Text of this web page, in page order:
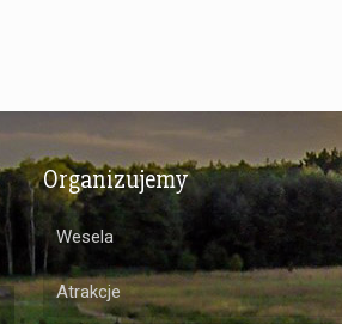
Organizujemy
Wesela
Atrakcje